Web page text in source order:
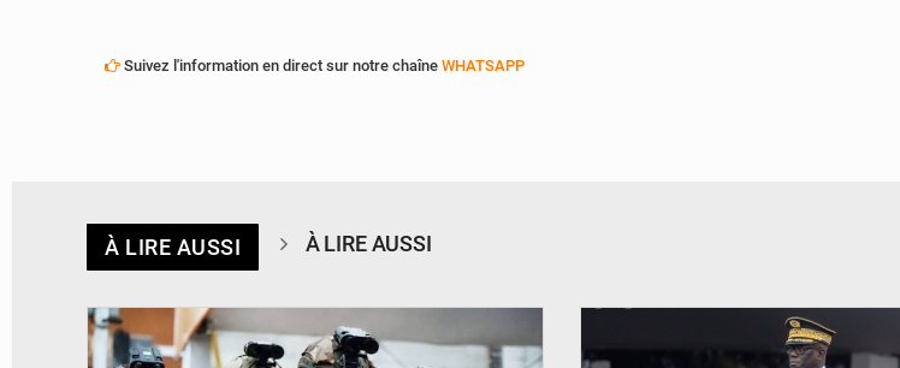
Suivez l'information en direct sur notre chaîne WHATSAPP
À LIRE AUSSI À LIRE AUSSI